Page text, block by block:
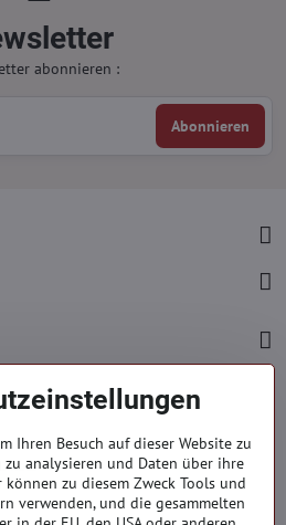
abonnieren :
Abonnieren
hod.
Ihren Besuch auf dieser Website zu
zu analysieren und Daten über ihre
zu diesem Zweck Tools und
verwenden, und die gesammelten